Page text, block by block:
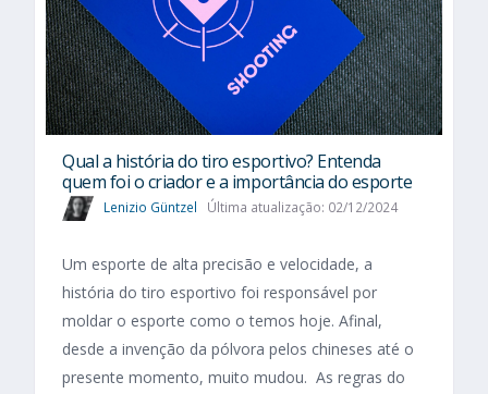
Qual a história do tiro esportivo? Entenda
quem foi o criador e a importância do esporte
Lenizio Güntzel Última atualização: 02/12/2024
Um esporte de alta precisão e velocidade, a
história do tiro esportivo foi responsável por
moldar o esporte como o temos hoje. Afinal,
desde a invenção da pólvora pelos chineses até o
presente momento, muito mudou. As regras do